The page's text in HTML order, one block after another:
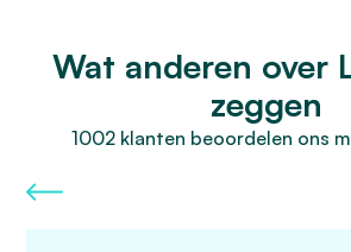
Wat anderen over
zeggen
1002 klanten beoordelen ons